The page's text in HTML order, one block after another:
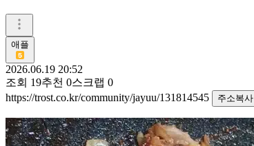
애플
2026.06.19 20:52
조회 19추천 0스크랩 0
https://trost.co.kr/community/jayuu/131814545
주소복사